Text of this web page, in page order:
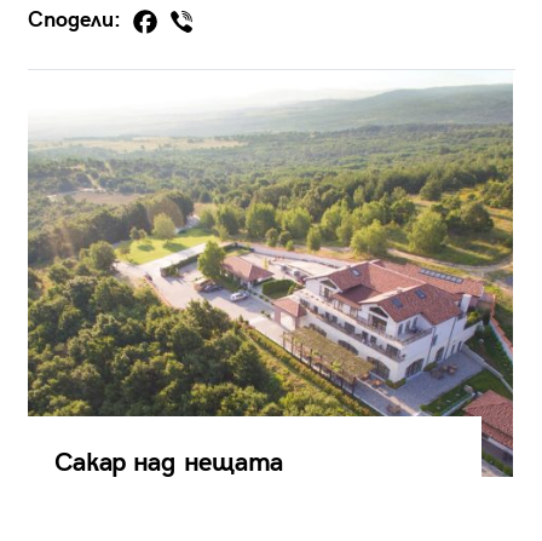
Сподели:
Сакар над нещата